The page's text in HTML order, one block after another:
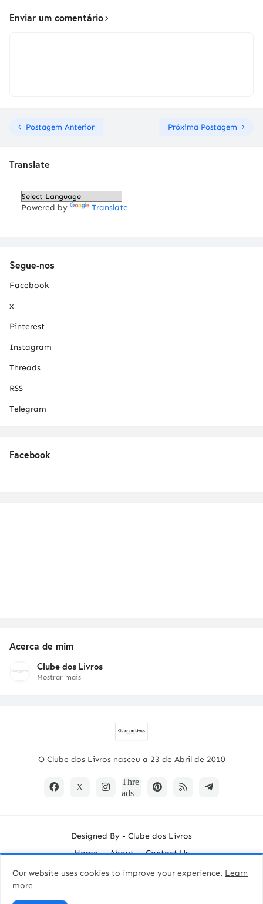
Enviar um comentário
Postagem Anterior Próxima Postagem
Translate
Powered by Translate
Segue-nos
Facebook
x
Pinterest
Instagram
Threads
RSS
Telegram
Facebook
Acerca de mim
Clube dos Livros
Mostrar mais
O Clube dos Livros nasceu a 23 de Abril de 2010
Designed By - Clube dos Livros
Home
About Contact Us
Our website uses cookies to improve your experience. Learn
more